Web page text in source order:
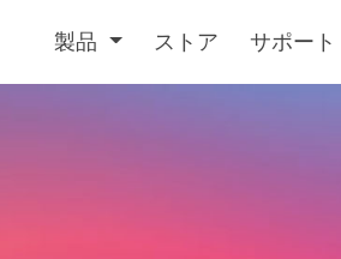
製品 ストア サポート